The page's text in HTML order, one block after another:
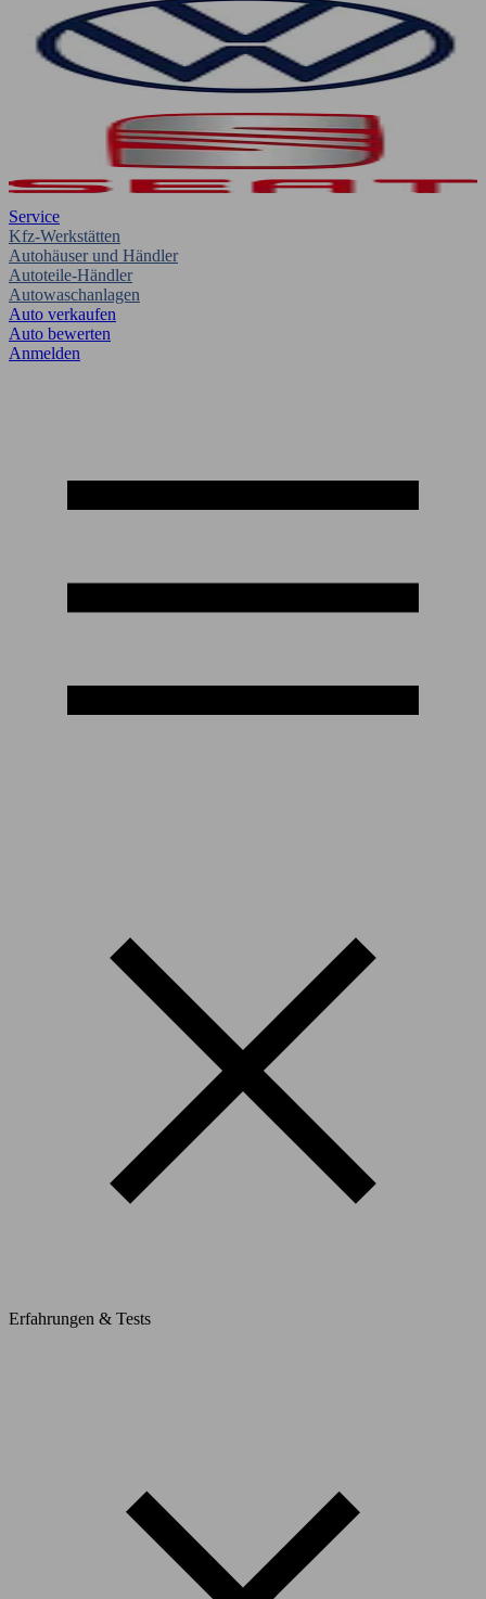
Service
Kfz-Werkstätten
Autohäuser und Händler
Autoteile-Händler
Autowaschanlagen
Auto verkaufen
Auto bewerten
Anmelden
Erfahrungen & Tests